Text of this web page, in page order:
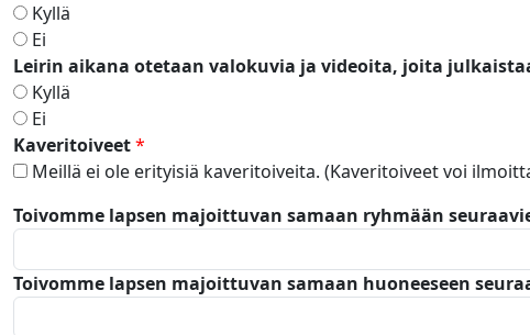
Kyllä
Ei
Leirin aikana otetaan valokuvia ja videoita, joita
Kyllä
Ei
Kaveritoiveet*
Meillä ei ole erityisiä kaveritoiveita. (Kaveritoiveet voi
Toivomme lapsen majoittuvan samaan ryhmään
Toivomme lapsen majoittuvan samaan huoneeseen